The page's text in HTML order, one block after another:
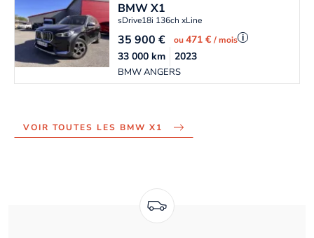
BMWX1
sDrive18i 136ch xLine
35 900€ ou471 €/ mois i
BMW ANGERS
33 000km 2023
VOIR TOUTES LES BMW X1